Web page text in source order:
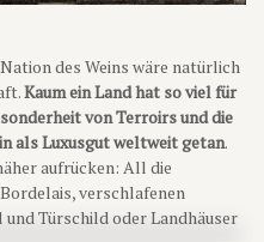
des Weins wäre natürlich
Kaum ein Land hat so viel für
von Terroirs und die
als Luxusgut weltweit getan.
aufrücken: All die
verschlafenen
Türschild oder Landhäuser